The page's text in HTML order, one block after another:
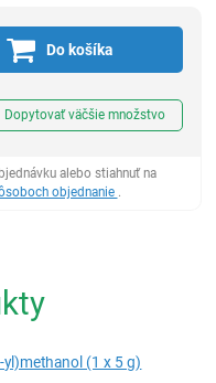
Do košíka
Dopytovať väčšie množstvo
alebo stiahnuť na
objednanie .
(1 x 5 g)